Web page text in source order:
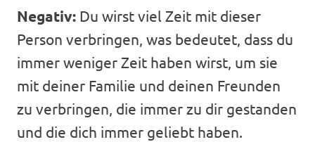
Negativ: Du wirst viel Zeit mit dieser
Person verbringen, was bedeutet, dass du
immer weniger Zeit haben wirst, um sie
mit deiner Familie und deinen Freunden
zu verbringen, die immer zu dir gestanden
und die dich immer geliebt haben.